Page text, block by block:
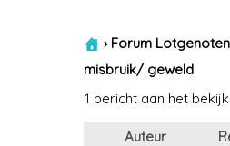
› Forum
misbruik/ geweld
1 bericht aan het
Auteur